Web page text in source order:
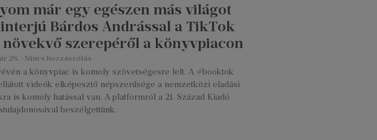
már egy egészen más világot
interjú Bárdos Andrással a TikTok
szerepéről a könyvpiacon
28. Nincs hozzászólás
a könyvpiac is komoly szövetségesre lelt. A #booktok
videók elképesztő népszerűsége a nemzetközi eladási
is komoly hatással van. A platformról a 21. Század Kiadó
beszélgettünk.